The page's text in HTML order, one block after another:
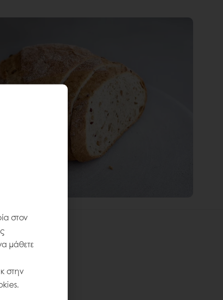
στον
μάθετε
στην